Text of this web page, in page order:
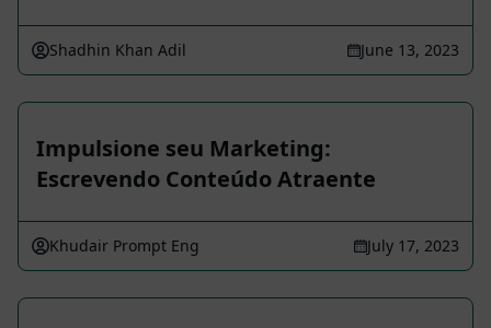
Shadhin Khan Adil June 13, 2023
Impulsione seu Marketing:
Escrevendo Conteúdo Atraente
Khudair Prompt Eng July 17, 2023